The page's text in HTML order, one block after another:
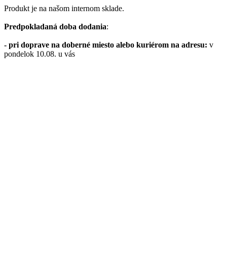
Produkt je na našom internom sklade.
Predpokladaná doba dodania:
- pri doprave na doberné miesto alebo kuriérom na adresu: v
pondelok 10.08. u vás